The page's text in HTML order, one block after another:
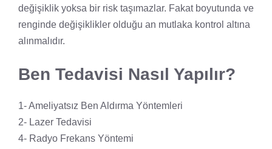
değişiklik yoksa bir risk taşımazlar. Fakat boyutunda ve
renginde değişiklikler olduğu an mutlaka kontrol altına
alınmalıdır.
Ben Tedavisi Nasıl Yapılır?
1- Ameliyatsız Ben Aldırma Yöntemleri
2- Lazer Tedavisi
4- Radyo Frekans Yöntemi